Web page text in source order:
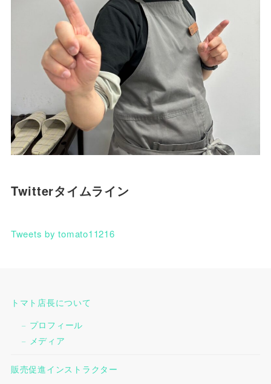
Twitterタイムライン
Tweets by tomato11216
トマト店長について
プロフィール
メディア
販売促進インストラクター